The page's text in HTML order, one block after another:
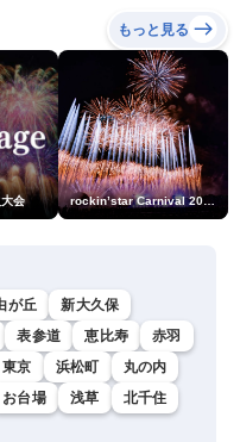
もっと見る
会
が丘
新大久保
表参道 恵比寿
赤羽
東京 浜松町
丸の内
お台場 浅草
北千住